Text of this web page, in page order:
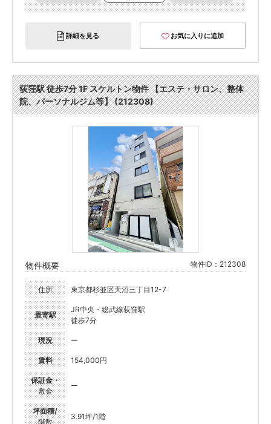
詳細を見る お気に入りに追加
荻窪駅 徒歩7分 1F スケルトン物件 【エステ・サロン、整体
院、パーソナルジム等】 (212308)
物件概要 物件ID：212308
住所 東京都杉並区天沼三丁目12-7
最寄駅
JR中央・総武線荻窪駅
徒歩7分
現況 ー
賃料 154,000円
保証金・
敷金
ー
坪面積/
階数
3.91坪/1階